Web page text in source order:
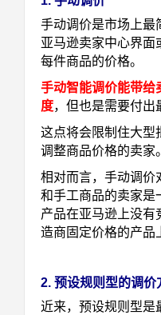
手动调价是市场上最
亚马逊卖家中心界面
每件商品的价格。
手动智能调价能带给
度，但也是需要付出
这点将会限制住大型
调整商品价格的卖家。
相对而言，手动调价
和手工商品的卖家是
产品在亚马逊上没有
造商固定价格的产品
2. 预设规则型的调价
近来，预设规则型是